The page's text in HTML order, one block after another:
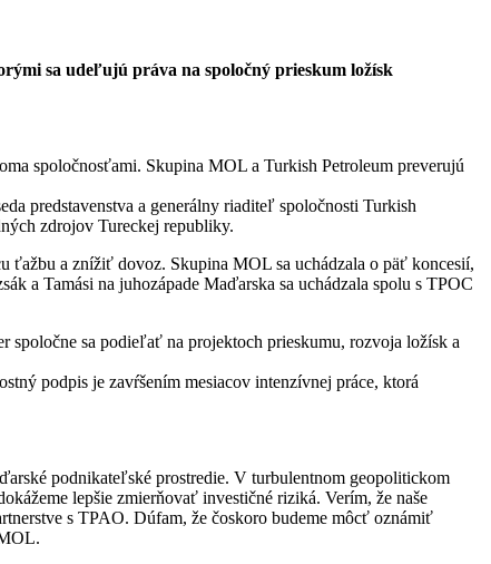
sa udeľujú práva na spoločný prieskum ložísk
spoločnosťami. Skupina MOL a Turkish Petroleum preverujú
predstavenstva a generálny riaditeľ spoločnosti Turkish
zdrojov Tureckej republiky.
ťažbu a znížiť dovoz. Skupina MOL sa uchádzala o päť koncesií,
a Tamási na juhozápade Maďarska sa uchádzala spolu s TPOC
sa podieľať na projektoch prieskumu, rozvoja ložísk a
podpis je zavŕšením mesiacov intenzívnej práce, ktorá
podnikateľské prostredie. V turbulentnom geopolitickom
lepšie zmierňovať investičné riziká. Verím, že naše
s TPAO. Dúfam, že čoskoro budeme môcť oznámiť